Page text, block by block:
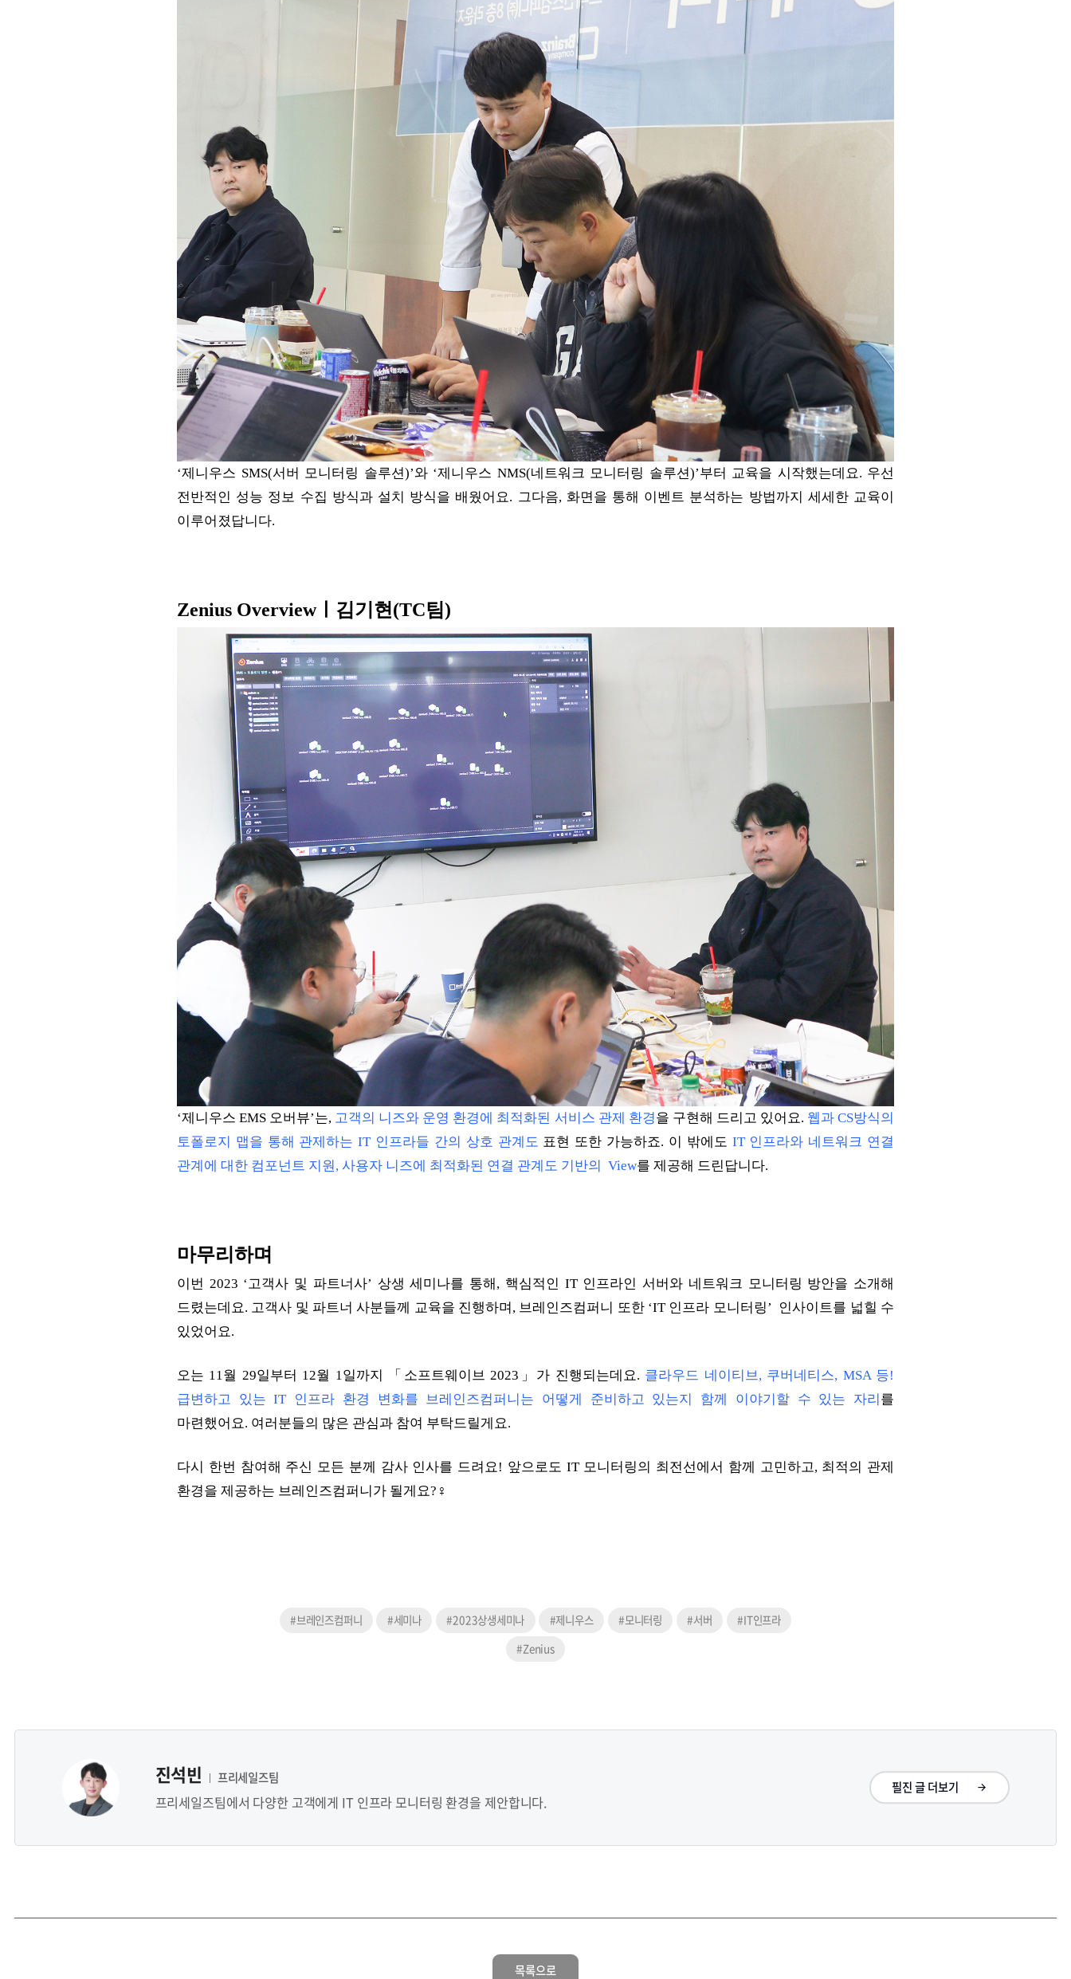
‘제니우스 SMS(서버 모니터링 솔루션)’와 ‘제니우스 NMS(네트워크 모니터링 솔루션)’부터 교육을 시작했는데요. 우선
전반적인 성능 정보 수집 방식과 설치 방식을 배웠어요. 그다음, 화면을 통해 이벤트 분석하는 방법까지 세세한 교육이
이루어졌답니다.
Zenius Overviewㅣ김기현(TC팀)
‘제니우스 EMS 오버뷰’는, 고객의 니즈와 운영 환경에 최적화된 서비스 관제 환경을 구현해 드리고 있어요. 웹과 CS방식의
토폴로지 맵을 통해 관제하는 IT 인프라들 간의 상호 관계도 표현 또한 가능하죠. 이 밖에도 IT 인프라와 네트워크 연결
관계에 대한 컴포넌트 지원, 사용자 니즈에 최적화된 연결 관계도 기반의 View를 제공해 드린답니다.
마무리하며
이번 2023 ‘고객사 및 파트너사’ 상생 세미나를 통해, 핵심적인 IT 인프라인 서버와 네트워크 모니터링 방안을 소개해
드렸는데요. 고객사 및 파트너 사분들께 교육을 진행하며, 브레인즈컴퍼니 또한 ‘IT 인프라 모니터링’ 인사이트를 넓힐 수
있었어요.
오는 11월 29일부터 12월 1일까지 「소프트웨이브 2023」가 진행되는데요. 클라우드 네이티브, 쿠버네티스, MSA 등!
급변하고 있는 IT 인프라 환경 변화를 브레인즈컴퍼니는 어떻게 준비하고 있는지 함께 이야기할 수 있는 자리 를
마련했어요. 여러분들의 많은 관심과 참여 부탁드릴게요.
다시 한번 참여해 주신 모든 분께 감사 인사를 드려요! 앞으로도 IT 모니터링의 최전선에서 함께 고민하고, 최적의 관제
환경을 제공하는 브레인즈컴퍼니가 될게요?‍♀️
#브레인즈컴퍼니 #세미나 #2023상생세미나 #제니우스 #모니터링 #서버
#IT인프라
#Zenius
진석빈 프리세일즈팀
프리세일즈팀에서 다양한 고객에게 IT 인프라 모니터링 환경을 제안합니다.
필진 글 더보기
목록으로